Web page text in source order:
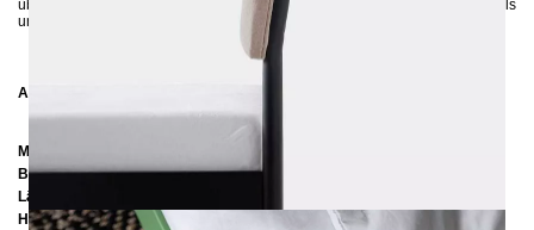
überzeugen. Auf diese Weise können Sie prüfen, ob die Farben des Metalls
und des Stoffs perfekt zu Ihrer Einrichtung passen.
Abmessungen
Matratzengröße: 200 x 200 cm
Breite: 222cm
Länge:
Höhe: 92 cm